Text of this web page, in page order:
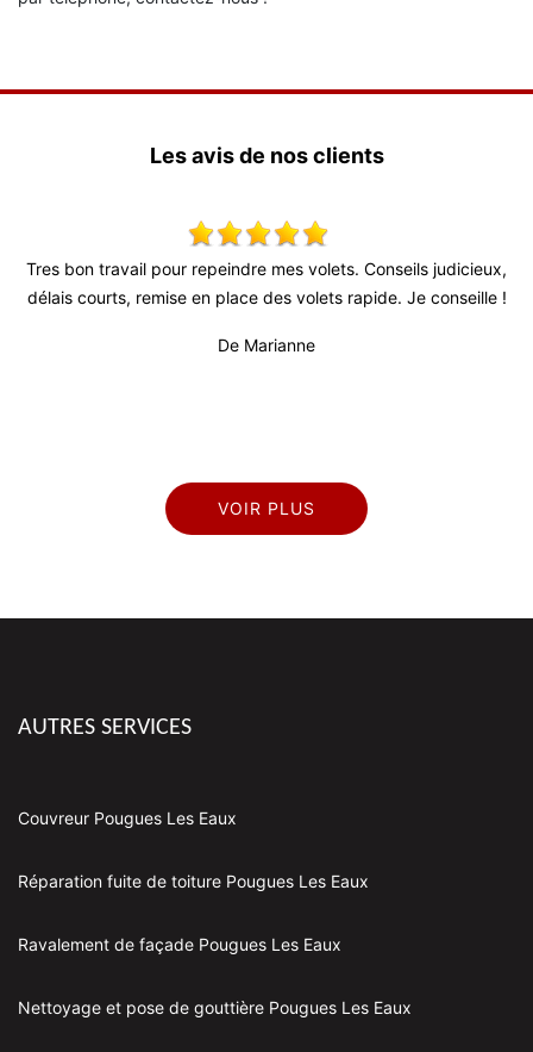
Les avis de nos clients
repeindre mes volets. Conseils judicieux,
en place des volets rapide. Je conseille !
Super travail ! Équipe
VOIR PLUS
AUTRES SERVICES
Couvreur Pougues Les Eaux
Réparation fuite de toiture Pougues Les Eaux
Ravalement de façade Pougues Les Eaux
Nettoyage et pose de gouttière Pougues Les Eaux